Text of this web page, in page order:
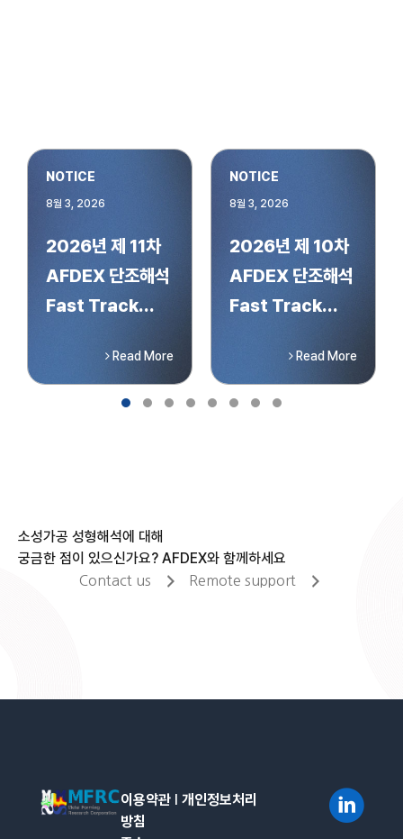
NOTICE
8월 3, 2026
2026년 제 11차
AFDEX 단조해석
Fast Track...
Read More
NOTICE
8월 3, 2026
2026년 제 10차
AFDEX 단조해석
Fast Track...
Read More
소성가공 성형해석에 대해
궁금한 점이 있으신가요? AFDEX와 함께하세요
Contact us Remote support
이용약관 l개인정보처리
방침